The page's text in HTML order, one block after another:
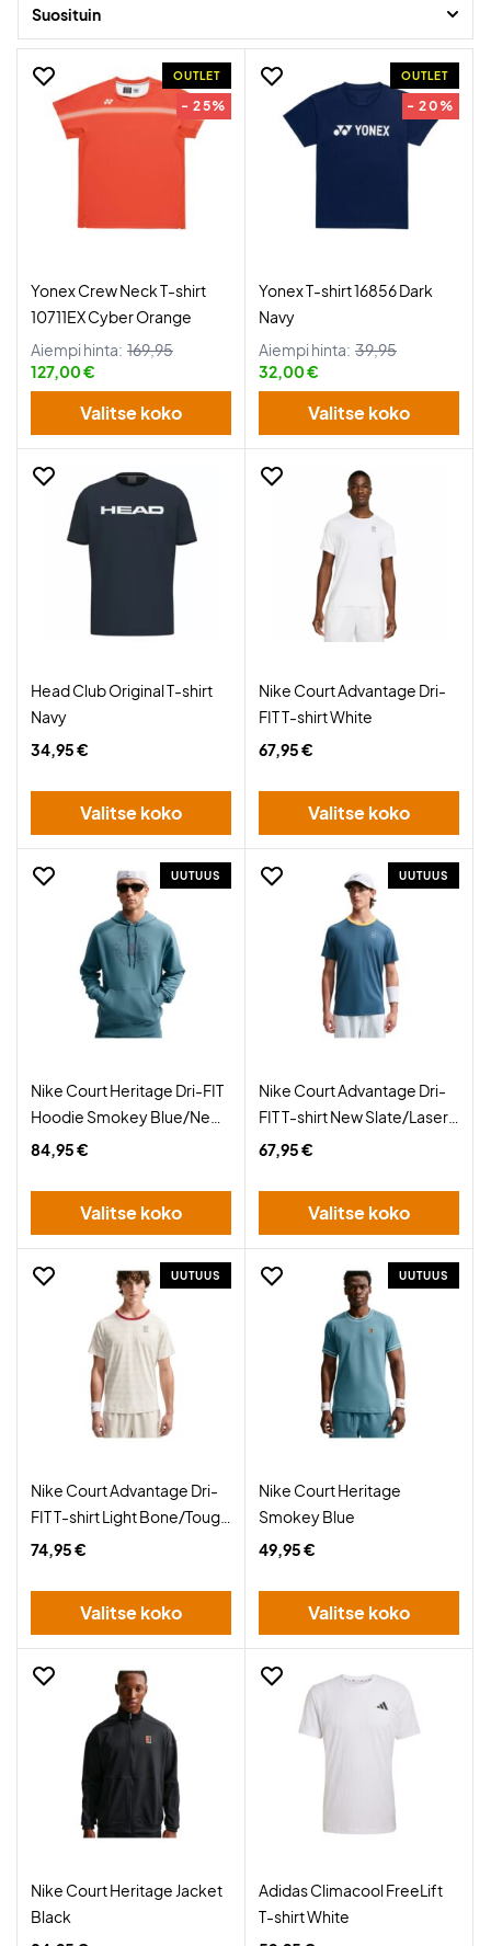
Suosituin
OUTLET
- 25%
Yonex Crew Neck T-shirt
10711EX Cyber Orange
Aiempi hinta: 169,95
127,00 €
Valitse koko
OUTLET
- 20%
Yonex T-shirt 16856 Dark
Navy
Aiempi hinta: 39,95
32,00 €
Valitse koko
Head Club Original T-shirt
Navy
34,95 €
Valitse koko
Nike Court Advantage Dri-
FIT T-shirt White
67,95 €
Valitse koko
UUTUUS
Nike Court Heritage Dri-FIT
Hoodie Smokey Blue/New
Slate
84,95 €
Valitse koko
UUTUUS
Nike Court Advantage Dri-
FIT T-shirt New Slate/Laser
Orange
67,95 €
Valitse koko
UUTUUS
Nike Court Advantage Dri-
FIT T-shirt Light Bone/Tough
Red
74,95 €
Valitse koko
UUTUUS
Nike Court Heritage
Smokey Blue
49,95 €
Valitse koko
Nike Court Heritage Jacket
Black
Adidas Climacool FreeLift
T-shirt White